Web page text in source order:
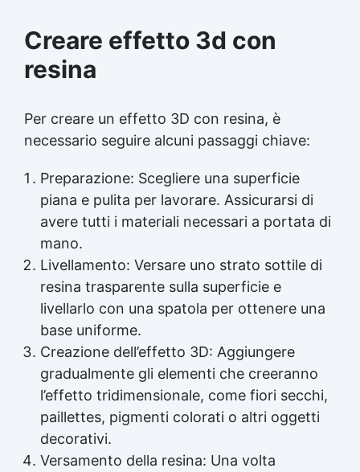
Creare effetto 3d con
resina
Per creare un effetto 3D con resina, è
necessario seguire alcuni passaggi chiave:
Preparazione: Scegliere una superficie
piana e pulita per lavorare. Assicurarsi di
avere tutti i materiali necessari a portata di
mano.
Livellamento: Versare uno strato sottile di
resina trasparente sulla superficie e
livellarlo con una spatola per ottenere una
base uniforme.
Creazione dell’effetto 3D: Aggiungere
gradualmente gli elementi che creeranno
l’effetto tridimensionale, come fiori secchi,
paillettes, pigmenti colorati o altri oggetti
decorativi.
Versamento della resina: Una volta